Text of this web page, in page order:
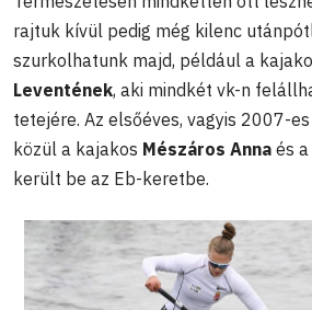
rajtuk kívül pedig még kilenc
szurkolhatunk majd, például a
Leventének, aki mindkét vk-n
tetejére. Az elsőéves, vagyis 2007-
közül a kajakos Mészáros Anna és
került be az Eb-keretbe.